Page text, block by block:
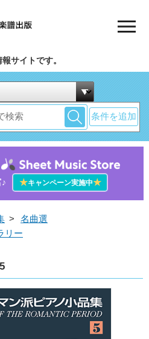
サイトです。
条件を追加
★キャンペーン実施中★
>
名曲選
リー